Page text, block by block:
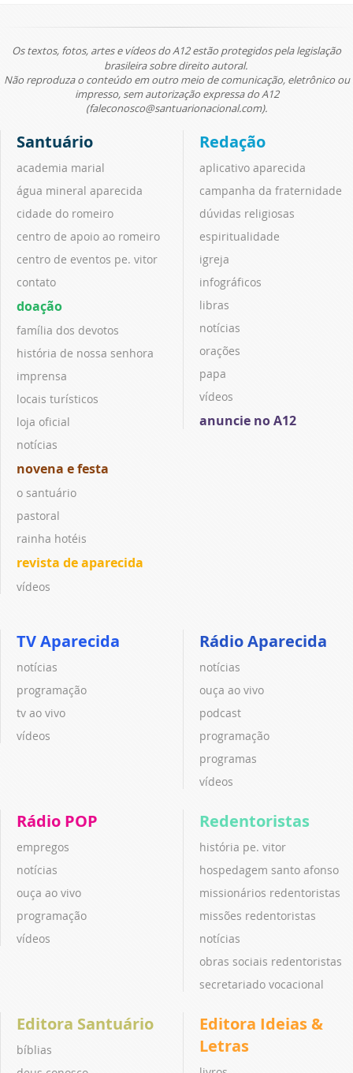
Os textos, fotos, artes e vídeos do A12 estão protegidos pela legislação
brasileira sobre direito autoral.
Não reproduza o conteúdo em outro meio de comunicação, eletrônico ou
impresso, sem autorização expressa do A12
(faleconosco@santuarionacional.com).
Santuário
academia marial
água mineral aparecida
cidade do romeiro
centro de apoio ao romeiro
centro de eventos pe. vitor
contato
doação
família dos devotos
história de nossa senhora
imprensa
locais turísticos
loja oficial
notícias
novena e festa
o santuário
pastoral
rainha hotéis
revista de aparecida
vídeos
Redação
aplicativo aparecida
campanha da fraternidade
dúvidas religiosas
espiritualidade
igreja
infográficos
libras
notícias
orações
papa
vídeos
anuncie no A12
TV Aparecida
notícias
programação
tv ao vivo
vídeos
Rádio Aparecida
notícias
ouça ao vivo
podcast
programação
programas
vídeos
Rádio POP
empregos
notícias
ouça ao vivo
programação
vídeos
Redentoristas
história pe. vitor
hospedagem santo afonso
missionários redentoristas
missões redentoristas
notícias
obras sociais redentoristas
secretariado vocacional
Editora Santuário
bíblias
Editora Ideias &
Letras